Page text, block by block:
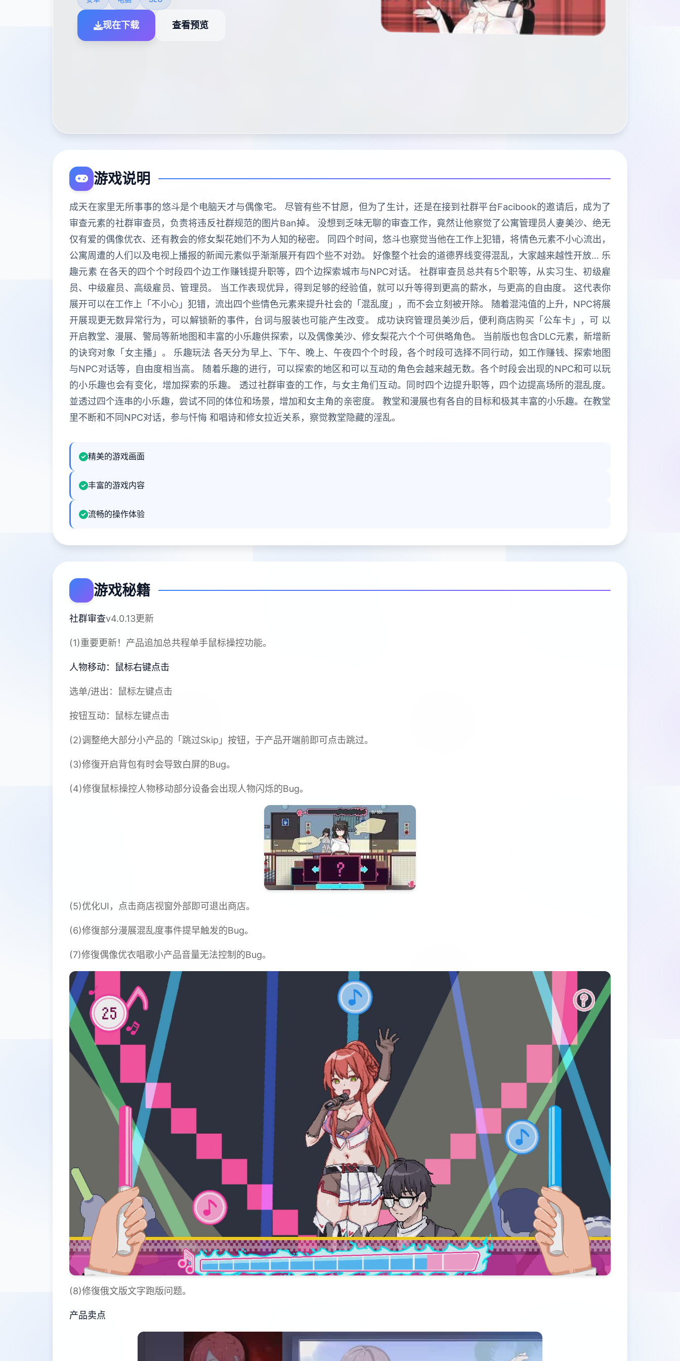
现在下载 查看预览
游戏说明
成天在家里无所事事的悠斗是个电脑天才与偶像宅。 尽管有些不甘愿，但为了生计，还是在接到社群平台Facibook的邀请后，成为了
审查元素的社群审查员，负责将违反社群规范的图片Ban掉。 没想到乏味无聊的审查工作，竟然让他察觉了公寓管理员人妻美沙、绝无
仅有爱的偶像优衣、还有教会的修女梨花她们不为人知的秘密。 同四个时间，悠斗也察觉当他在工作上犯错，将情色元素不小心流出，
公寓周遭的人们以及电视上播报的新闻元素似乎渐渐展开有四个些不对劲。 好像整个社会的道德界线变得混乱，大家越来越性开放… 乐
趣元素 在各天的四个个时段四个边工作赚钱提升职等，四个边探索城市与NPC对话。 社群审查员总共有5个职等，从实习生、初级雇
员、中级雇员、高级雇员、管理员。 当工作表现优异，得到足够的经验值，就可以升等得到更高的薪水，与更高的自由度。 这代表你
展开可以在工作上「不小心」犯错，流出四个些情色元素来提升社会的「混乱度」，而不会立刻被开除。 随着混沌值的上升，NPC将展
开展现更无数异常行为，可以解锁新的事件，台词与服装也可能产生改变。 成功诀窍管理员美沙后，便利商店购买「公车卡」，可 以
开启教堂、漫展、警局等新地图和丰富的小乐趣供探索，以及偶像美沙、修女梨花六个个可供略角色。 当前版也包含DLC元素，新增新
的诀窍对象「女主播」。 乐趣玩法 各天分为早上、下午、晚上、午夜四个个时段，各个时段可选择不同行动，如工作赚钱、探索地图
与NPC对话等，自由度相当高。 随着乐趣的进行，可以探索的地区和可以互动的角色会越来越无数。各个时段会出现的NPC和可以玩
的小乐趣也会有变化，增加探索的乐趣。 透过社群审查的工作，与女主角们互动。同时四个边提升职等，四个边提高场所的混乱度。
並透过四个连串的小乐趣，尝试不同的体位和场景，增加和女主角的亲密度。 教堂和漫展也有各自的目标和极其丰富的小乐趣。在教堂
里不断和不同NPC对话，参与忏悔 和唱诗和修女拉近关系，察觉教堂隐藏的淫乱。
精美的游戏画面
丰富的游戏内容
流畅的操作体验
游戏秘籍
社群审查v4.0.13更新
(1)重要更新！产品追加总共程单手鼠标操控功能。
人物移动：鼠标右键点击
选单/进出：鼠标左键点击
按钮互动：鼠标左键点击
(2)调整绝大部分小产品的「跳过Skip」按钮，于产品开端前即可点击跳过。
(3)修復开启背包有时会导致白屏的Bug。
(4)修復鼠标操控人物移动部分设备会出现人物闪烁的Bug。
(5)优化UI，点击商店视窗外部即可退出商店。
(6)修復部分漫展混乱度事件提早触发的Bug。
(7)修復偶像优衣唱歌小产品音量无法控制的Bug。
(8)修復俄文版文字跑版问题。
产品卖点